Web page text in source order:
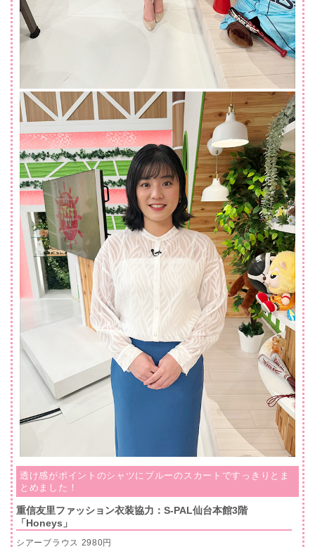
透け感がポイントのシャツにブルーのスカートですっきりとま
とめました！
重信友里ファッション衣装協力：S-PAL仙台本館3階
「Honeys」
シアーブラウス 2980円